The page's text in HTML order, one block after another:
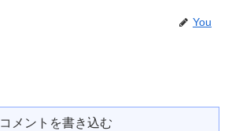
You
コメントを書き込む